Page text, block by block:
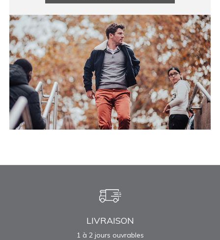
LIVRAISON
1 à 2 jours ouvrables